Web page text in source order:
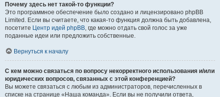
Почему здесь нет такой-то функции?
Это программное обеспечение было создано и лицензировано phpBB
Limited. Если вы считаете, что какая-то функция должна быть добавлена,
посетите Центр идей phpBB, где можно отдать свой голос за уже
поданные идеи или предложить собственные.
Вернуться к началу
С кем можно связаться по вопросу некорректного использования и/или
юридических вопросов, связанных с этой конференцией?
Вы можете связаться с любым из администраторов, перечисленных в
списке на странице «Наша команда». Если вы не получили ответа,